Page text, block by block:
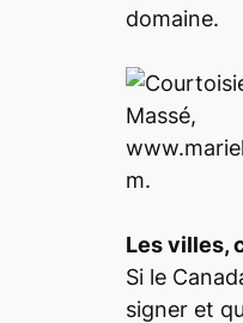
domaine.
Les villes,
Si le
signer et